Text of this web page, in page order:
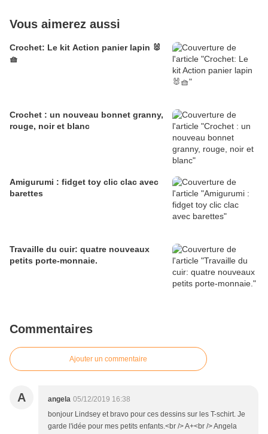
Vous aimerez aussi
Crochet: Le kit Action panier lapin 🐰
🧺
Crochet : un nouveau bonnet granny,
rouge, noir et blanc
Amigurumi : fidget toy clic clac avec
barettes
Travaille du cuir: quatre nouveaux
petits porte-monnaie.
Commentaires
Ajouter un commentaire
A angela 05/12/2019 16:38
bonjour Lindsey et bravo pour ces dessins sur les T-schirt. Je
garde l'idée pour mes petits enfants.<br /> A+<br /> Angela